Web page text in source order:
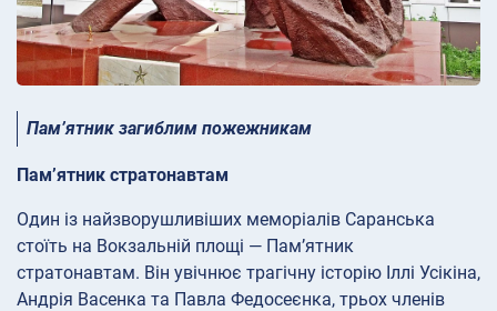
Пам’ятник загиблим пожежникам
Пам’ятник стратонавтам
Один із найзворушливіших меморіалів Саранська
стоїть на Вокзальній площі — Пам’ятник
стратонавтам. Він увічнює трагічну історію Іллі Усікіна,
Андрія Васенка та Павла Федосеєнка, трьох членів